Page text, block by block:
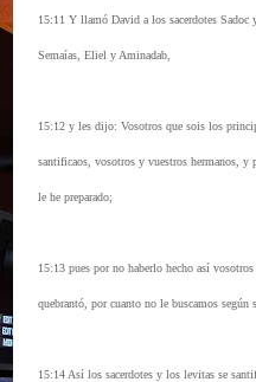
15:11 Y llamó David a los sacerdotes
Semaías, Eliel y Aminadab,
15:12 y les dijo: Vosotros que sois los
santificaos, vosotros y vuestros hermanos, y
le he preparado;
15:13 pues por no haberlo hecho así
quebrantó, por cuanto no le buscamos según
15:14 Así los sacerdotes y los levitas se